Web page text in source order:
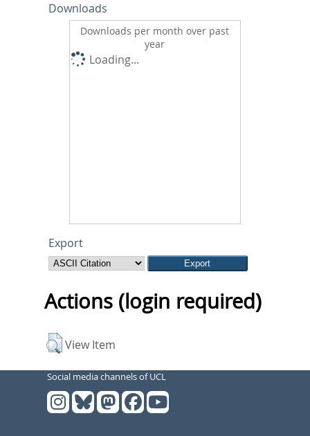
Downloads
Downloads per month over past
year
Loading...
Export
Actions (login required)
View Item
Social media channels of UCL